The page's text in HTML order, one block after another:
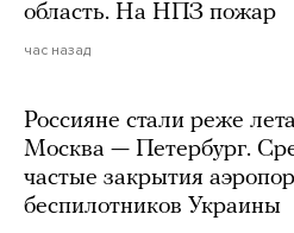
область. На НПЗ пожар
час назад
Россияне стали реже
Москва — Петербург.
частые закрытия
беспилотников Украины